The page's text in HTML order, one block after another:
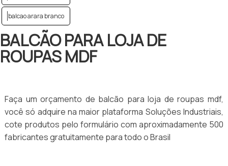
balcao arara branco
BALCÃO PARA LOJA DE
ROUPAS MDF
Faça um orçamento de balcão para loja de roupas mdf,
você só adquire na maior plataforma Soluções Industriais,
cote produtos pelo formulário com aproximadamente 500
fabricantes gratuitamente para todo o Brasil